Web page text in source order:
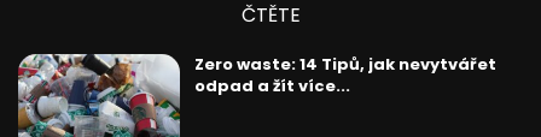
ČTĚTE
Zero waste: 14 Tipů, jak nevytvářet
odpad a žít více...